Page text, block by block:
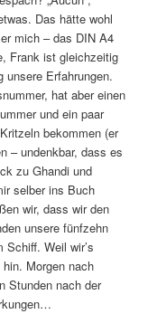
Das hätte wohl
mich – das DIN A4
Frank ist gleichzeitig
unsere Erfahrungen.
hat aber einen
und ein paar
bekommen (er
– undenkbar, dass es
zu Ghandi und
selber ins Buch
wir, dass wir den
unsere fünfzehn
Weil wir’s
Morgen nach
Stunden nach der